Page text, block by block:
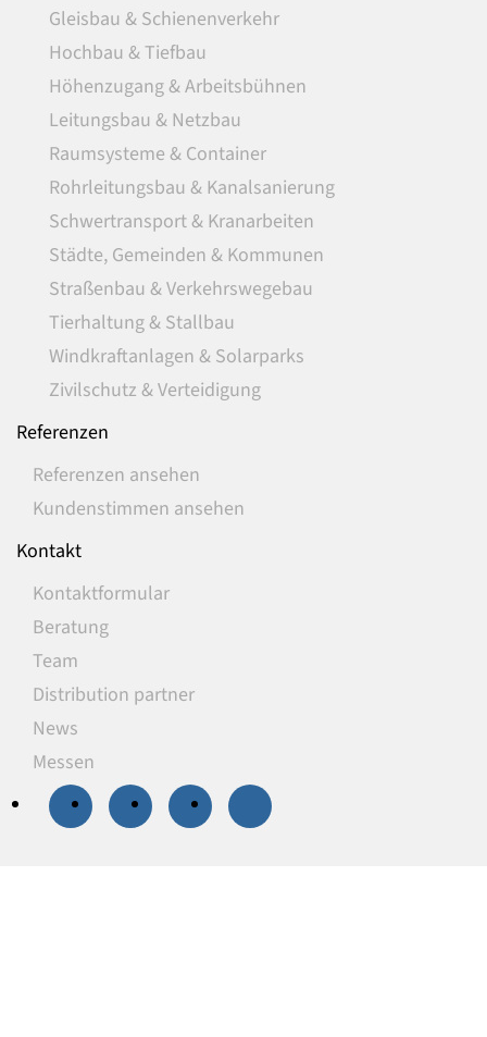
Gleisbau & Schienenverkehr
Hochbau & Tiefbau
Höhenzugang & Arbeitsbühnen
Leitungsbau & Netzbau
Raumsysteme & Container
Rohrleitungsbau & Kanalsanierung
Schwertransport & Kranarbeiten
Städte, Gemeinden & Kommunen
Straßenbau & Verkehrswegebau
Tierhaltung & Stallbau
Windkraftanlagen & Solarparks
Zivilschutz & Verteidigung
Referenzen
Referenzen ansehen
Kundenstimmen ansehen
Kontakt
Kontaktformular
Beratung
Team
Distribution partner
News
Messen